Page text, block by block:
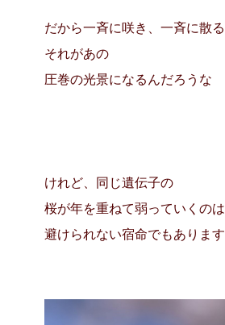
だから一斉に咲き、一斉に散る
それがあの
圧巻の光景になるんだろうな
けれど、同じ遺伝子の
桜が年を重ねて弱っていくのは
避けられない宿命でもあります